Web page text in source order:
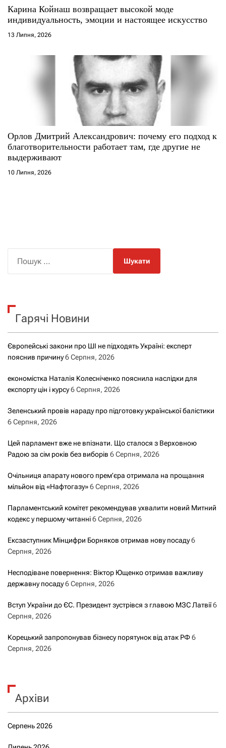
Карина Койнаш возвращает высокой моде
индивидуальность, эмоции и настоящее искусство
13 Липня, 2026
Орлов Дмитрий Александрович: почему его подход к
благотворительности работает там, где другие не
выдерживают
10 Липня, 2026
к
Гарячі Новини
Європейські закони про ШІ не підходять Україні: експерт
пояснив причину6 Серпня, 2026
економістка Наталія Колесніченко пояснила наслідки для
експорту цін і курсу6 Серпня, 2026
Зеленський провів нараду про підготовку української балістики
6 Серпня, 2026
Цей парламент вже не впізнати. Що сталося з Верховною
Радою за сім років без виборів 6 Серпня, 2026
Очільниця апарату нового прем’єра отримала на прощання
мільйон від «Нафтогазу»6 Серпня, 2026
Парламентський комітет рекомендував ухвалити новий Митний
кодекс у першому читанні6 Серпня, 2026
Ексзаступник Мінцифри Борняков отримав нову посаду6
Серпня, 2026
Несподіване повернення: Віктор Ющенко отримав важливу
державну посаду6 Серпня, 2026
Вступ України до ЄС. Президент зустрівся з главою МЗС Латвії6
Серпня, 2026
Корецький запропонував бізнесу порятунок від атак РФ6
Серпня, 2026
Архіви
Серпень 2026